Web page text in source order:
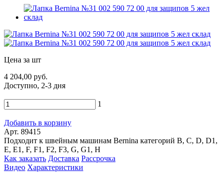
Цена за шт
4 204,00 руб.
Доступно, 2-3 дня
1
Добавить в корзину
Арт. 89415
Подходит к швейным машинам Bernina категорий B, C, D, D1,
E, E1, F, F1, F2, F3, G, G1, H
Как заказать Доставка Рассрочка
Видео Характеристики